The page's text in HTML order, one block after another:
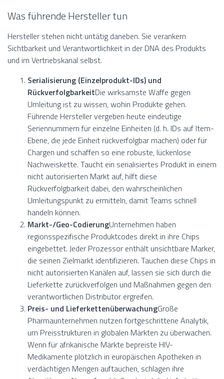
Was führende Hersteller tun
Hersteller stehen nicht untätig daneben. Sie verankern
Sichtbarkeit und Verantwortlichkeit in der DNA des Produkts
und im Vertriebskanal selbst.
Serialisierung (Einzelprodukt-IDs) und
RückverfolgbarkeitDie wirksamste Waffe gegen
Umleitung ist zu wissen, wohin Produkte gehen.
Führende Hersteller vergeben heute eindeutige
Seriennummern für einzelne Einheiten (d. h. IDs auf Item-
Ebene, die jede Einheit rückverfolgbar machen) oder für
Chargen und schaffen so eine robuste, lückenlose
Nachweiskette. Taucht ein serialisiertes Produkt in einem
nicht autorisierten Markt auf, hilft diese
Rückverfolgbarkeit dabei, den wahrscheinlichen
Umleitungspunkt zu ermitteln, damit Teams schnell
handeln können.
Markt-/Geo-CodierungUnternehmen haben
regionsspezifische Produktcodes direkt in ihre Chips
eingebettet. Jeder Prozessor enthält unsichtbare Marker,
die seinen Zielmarkt identifizieren. Tauchen diese Chips in
nicht autorisierten Kanälen auf, lassen sie sich durch die
Lieferkette zurückverfolgen und Maßnahmen gegen den
verantwortlichen Distributor ergreifen.
Preis- und LieferkettenüberwachungGroße
Pharmaunternehmen nutzen fortgeschrittene Analytik,
um Preisstrukturen in globalen Märkten zu überwachen.
Wenn für afrikanische Märkte bepreiste HIV-
Medikamente plötzlich in europäischen Apotheken in
verdächtigen Mengen auftauchen, schlagen ihre